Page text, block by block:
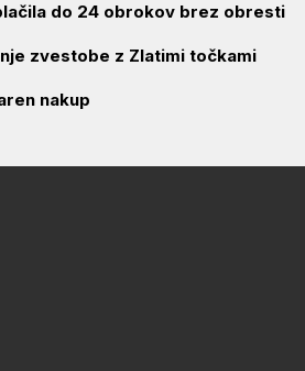
do 24 obrokov brez obresti
zvestobe z Zlatimi točkami
nakup